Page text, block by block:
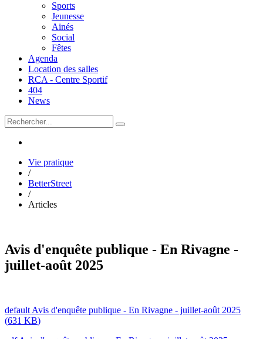
Sports
Jeunesse
Ainés
Social
Fêtes
Agenda
Location des salles
RCA - Centre Sportif
404
News
Vie pratique
/
BetterStreet
/
Articles
Avis d'enquête publique - En Rivagne -
juillet-août 2025
default Avis d'enquête publique - En Rivagne - juillet-août 2025
(631 KB)